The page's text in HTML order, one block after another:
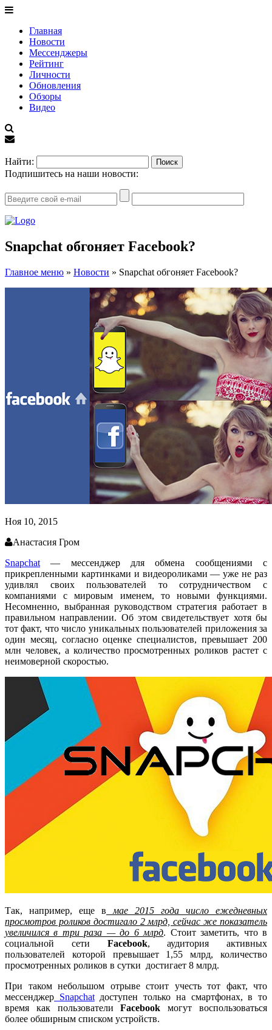
Главная
Новости
Мессенджеры
Рейтинг
Личности
Обновления
Обзоры
Видео
Найти:
Подпишитесь на наши новости:
Snapchat обгоняет Facebook?
Главное меню » Новости » Snapchat обгоняет Facebook?
Ноя 10, 2015
Анастасия Гром
Snapchat — мессенджер для обмена сообщениями с
прикрепленными картинками и видеороликами — уже не раз
удивлял своих пользователей то сотрудничеством с
компаниями с мировым именем, то новыми функциями.
Несомненно, выбранная руководством стратегия работает в
правильном направлении. Об этом свидетельствует хотя бы
тот факт, что число уникальных пользователей приложения за
один месяц, согласно оценке специалистов, превышает 200
млн человек, а количество просмотренных роликов растет с
неимоверной скоростью.
Так, например, еще в мае 2015 года число ежедневных
просмотров роликов достигало 2 млрд, сейчас же показатель
увеличился в три раза — до 6 млрд. Стоит заметить, что в
социальной сети Facebook, аудитория активных
пользователей которой превышает 1,55 млрд, количество
просмотренных роликов в сутки достигает 8 млрд.
При таком небольшом отрыве стоит учесть тот факт, что
мессенджер Snapchatдоступен только на смартфонах, в то
время как пользователиFacebook могут воспользоваться
более обширным списком устройств.